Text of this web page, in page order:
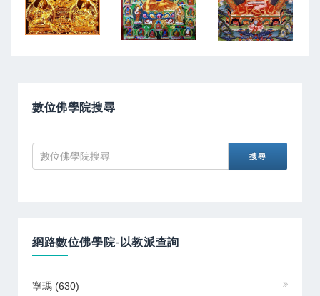
數位佛學院搜尋
網路數位佛學院-以教派查詢
寧瑪 (630)